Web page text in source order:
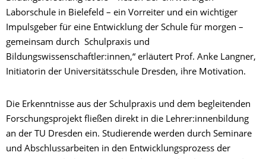
Laborschule in Bielefeld – ein Vorreiter und ein wichtiger
Impulsgeber für eine Entwicklung der Schule für morgen –
gemeinsam durch Schulpraxis und
Bildungswissenschaftler:innen,“ erläutert Prof. Anke Langner,
Initiatorin der Universitätsschule Dresden, ihre Motivation.
Die Erkenntnisse aus der Schulpraxis und dem begleitenden
Forschungsprojekt fließen direkt in die Lehrer:innenbildung
an der TU Dresden ein. Studierende werden durch Seminare
und Abschlussarbeiten in den Entwicklungsprozess der